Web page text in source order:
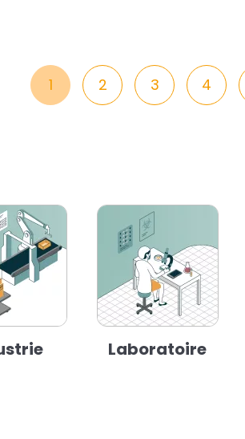
1 2 3 4
Laboratoire